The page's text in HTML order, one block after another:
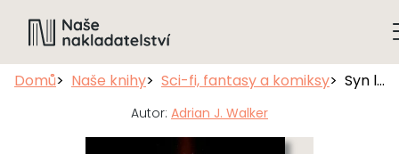
Domů Naše knihy Sci-fi, fantasy a komiksy Syn lidstva
Autor: Adrian J. Walker